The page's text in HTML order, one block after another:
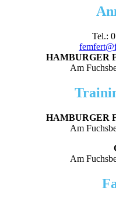
Tel.:
HAMBURGER
Am
HAMBURGER
Am
Am